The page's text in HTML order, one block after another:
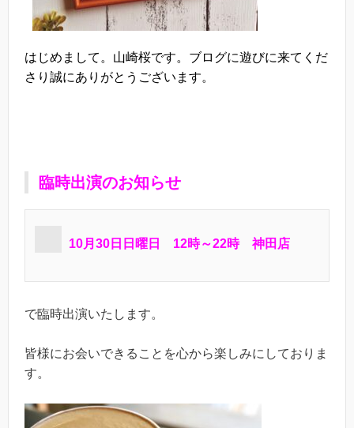
はじめまして。山崎桜です。ブログに遊びに来てくだ
さり誠にありがとうございます。
臨時出演のお知らせ
10月30日日曜日 12時～22時 神田店
で臨時出演いたします。
皆様にお会いできることを心から楽しみにしておりま
す。